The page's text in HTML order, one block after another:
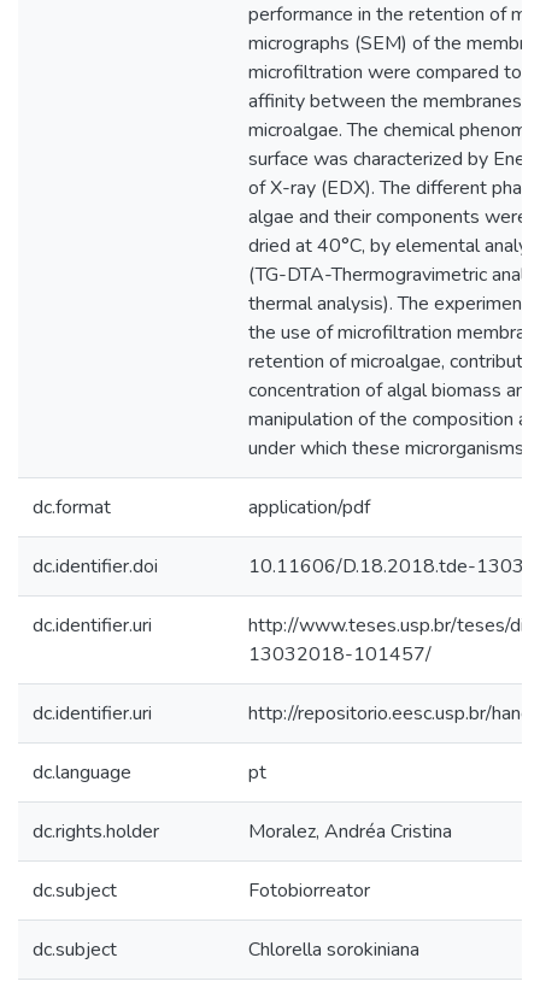
performance in the retention of
micrographs (SEM) of the
microfiltration were compared to
affinity between the
microalgae. The chemical
surface was characterized by
of X-ray (EDX). The different
algae and their components were
dried at 40°C, by elemental
(TG-DTA-Thermogravimetric
thermal analysis). The
the use of microfiltration
retention of microalgae,
concentration of algal biomass
manipulation of the composition
under which these microrganisms
dc.format application/pdf
dc.identifier.doi 10.11606/D.18.2018.tde-
dc.identifier.uri
http://www.teses.usp.br/teses/
13032018-101457/
dc.identifier.uri http://repositorio.eesc.usp.br/
dc.language pt
dc.rights.holder Moralez, Andréa Cristina
dc.subject Fotobiorreator
dc.subject Chlorella sorokiniana